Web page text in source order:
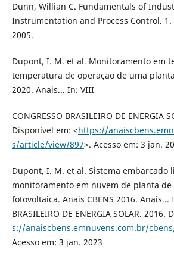
Dunn, Willian C. Fundamentals of
Instrumentation and Process Control. 1.
2005.
Dupont, I. M. et al. Monitoramento em
temperatura de operaçao de uma planta
2020. Anais... In: VIII
CONGRESSO BRASILEIRO DE ENERGIA
Disponível em: <https://
s/article/view/897>. Acesso em: 3 jan.
Dupont, I. M. et al. Sistema embarcado
monitoramento em nuvem de planta
fotovoltaica. Anais CBENS 2016. Anais...
BRASILEIRO DE ENERGIA SOLAR. 2016.
s://anaiscbens.emnuvens.com.br/
Acesso em: 3 jan. 2023